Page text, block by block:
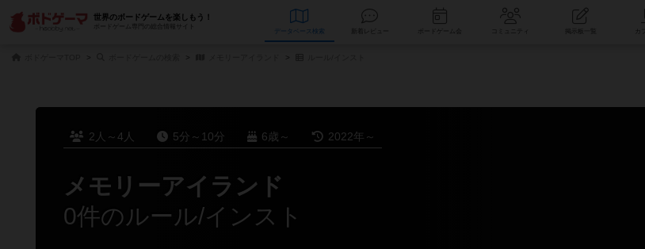
世界のボードゲームを楽しもう！
ボードゲーム専門の総合情報サイト
データベース コミュニティ
2人～4人 5分～10分 6歳～ 2022年～
メモリーアイランド
0件のルール/インスト